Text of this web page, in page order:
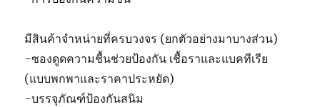
มีสินค้าจำหน่ายที่ครบวงจร (ยกตัวอย่างมาบางส่วน)
-ซองดูดความชื้นช่วยป้องกัน เชื้อราและแบคทีเรีย
(แบบพกพาและราคาประหยัด)
-บรรจุภัณฑ์ป้องกันสนิม